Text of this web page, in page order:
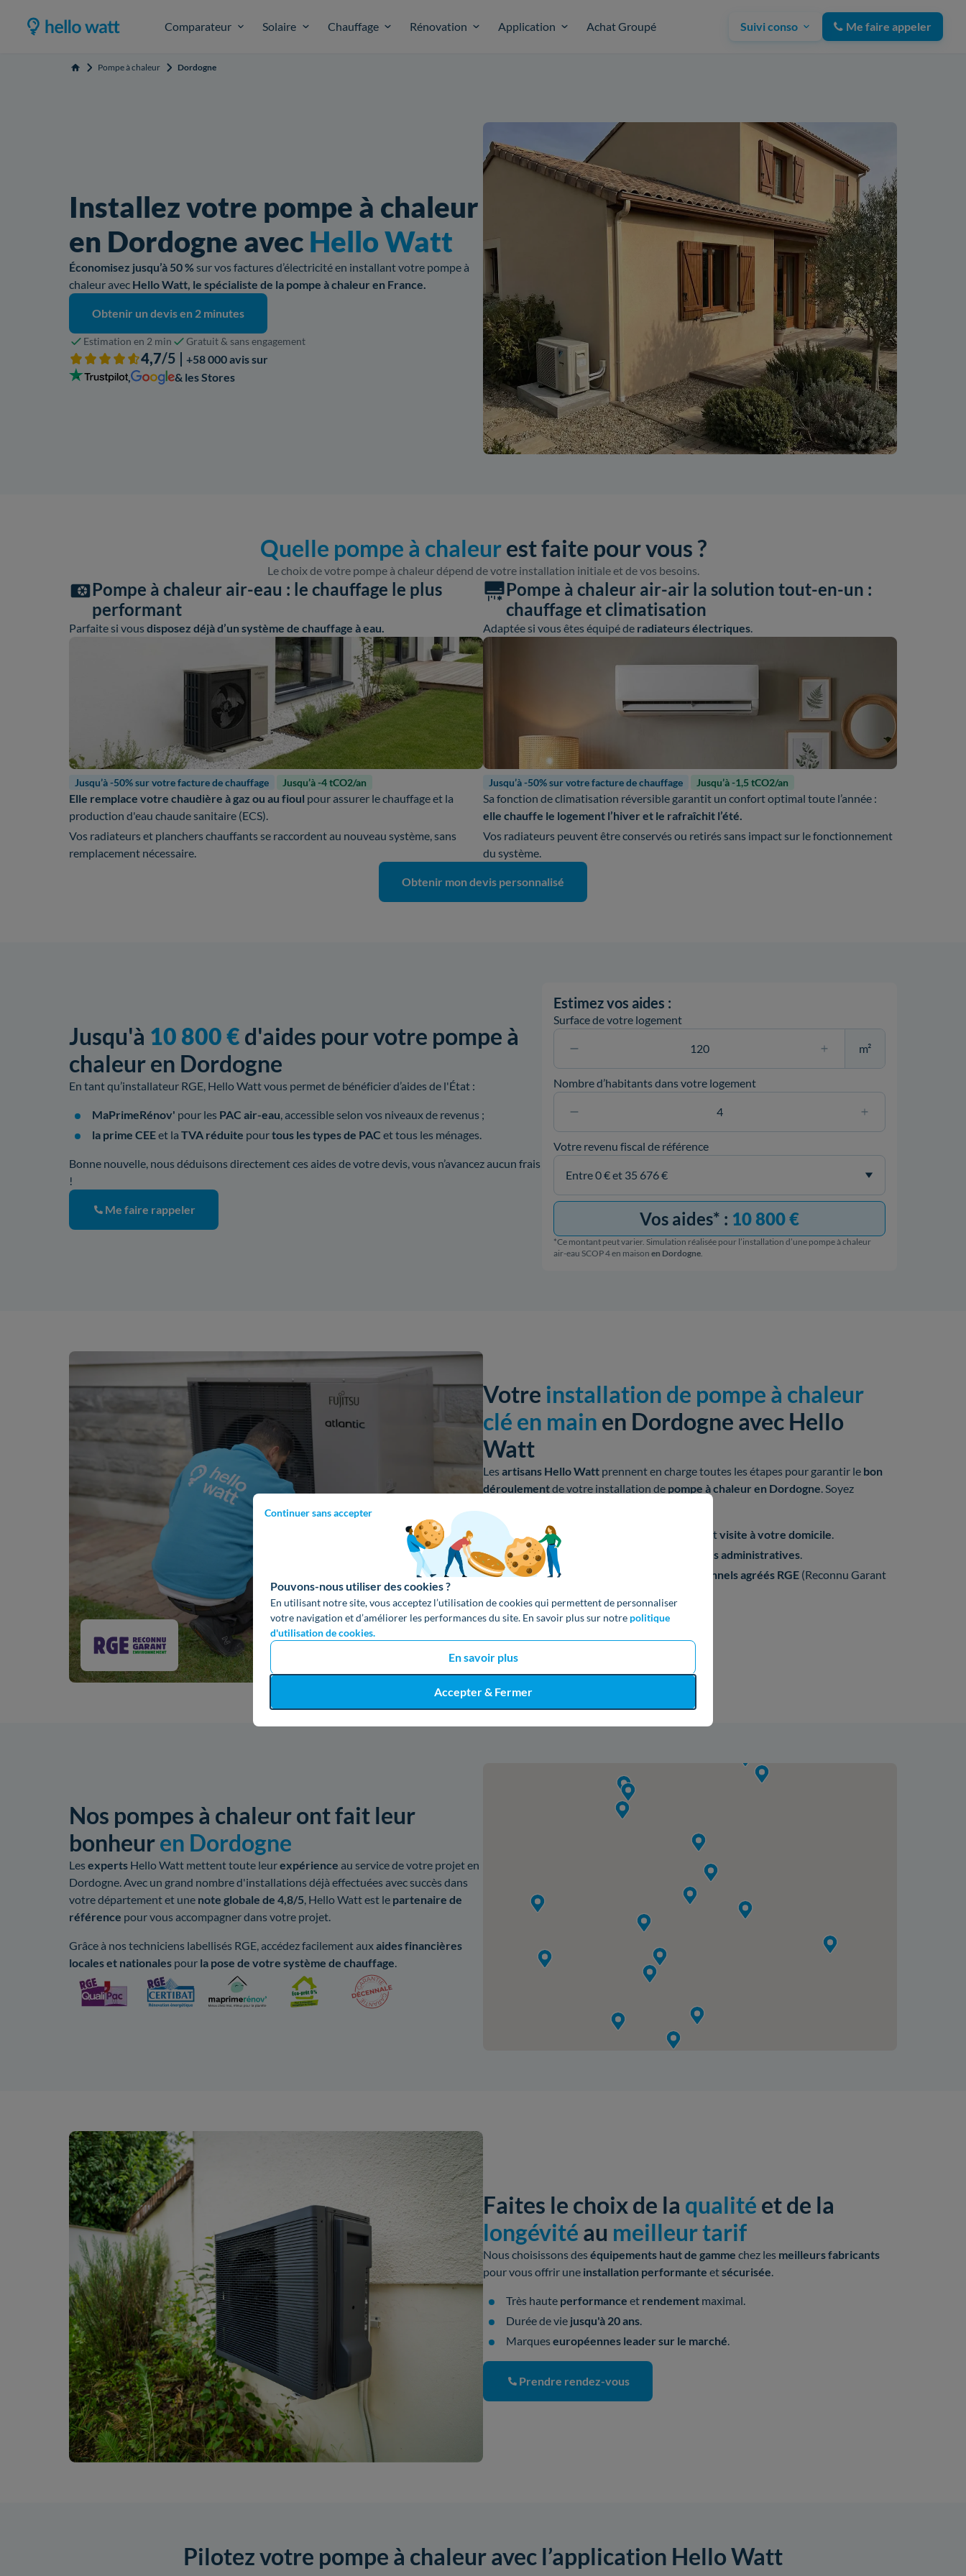
Comparateur Solaire Chauffage Rénovation Application Achat Groupé Suivi conso Me faire appeler
Accueil Pompe à chaleur Dordogne
Continuer sans accepter
Pouvons-nous utiliser des cookies ?
En utilisant notre site, vous acceptez l’utilisation de cookies qui permettent de personnaliser
votre navigation et d’améliorer les performances du site. En savoir plus sur notre politique
d'utilisation de cookies.
En savoir plus
Accepter & Fermer
Installez votre pompe à chaleur
en Dordogne avec Hello Watt
Économisez jusqu’à 50 %sur vos factures d’électricité en installant votre pompe à
chaleur avec Hello Watt, le spécialiste de la pompe à chaleur en France.
Obtenir un devis en 2 minutes
Estimation en 2 min Gratuit & sans engagement
4,7/5 | +58 000 avis sur
,
& les Stores
Quelle pompe à chaleurest faite pour vous ?
Le choix de votre pompe à chaleur dépend de votre installation initiale et de vos besoins.
Pompe à chaleur air-eau : le chauffage le plus
performant
Parfaite si vousdisposez déjà d’un système de chauffage à eau.
Jusqu’à -50% sur votre facture de chauffage Jusqu’à -4 tCO2/an
Elle remplace votre chaudière à gaz ou au fioul pour assurer le chauffage et la
production d'eau chaude sanitaire (ECS).
Vos radiateurs et planchers chauffants se raccordent au nouveau système, sans
remplacement nécessaire.
Pompe à chaleur air-air la solution tout-en-un :
chauffage et climatisation
Adaptée si vous êtes équipé de radiateurs électriques.
Jusqu’à -50% sur votre facture de chauffage Jusqu’à -1,5 tCO2/an
Sa fonction de climatisation réversible garantit un confort optimal toute l’année :
elle chauffe le logement l’hiver et le rafraîchit l’été.
Vos radiateurs peuvent être conservés ou retirés sans impact sur le fonctionnement
du système.
Obtenir mon devis personnalisé
Jusqu'à 10 800 € d'aides pour votre pompe à
chaleur en Dordogne
En tant qu’installateur RGE, Hello Watt vous permet de bénéficier d’aides de l'État :
MaPrimeRénov' pour les PAC air-eau, accessible selon vos niveaux de revenus ;
la prime CEEet la TVA réduite pourtous les types de PAC et tous les ménages.
Bonne nouvelle, nous déduisons directement ces aides de votre devis, vous n’avancez aucun frais
!
Me faire rappeler
Estimez vos aides :
Surface de votre logement
m²
Nombre d’habitants dans votre logement
Votre revenu fiscal de référence
Vos aides* : 10 800 €
*Ce montant peut varier. Simulation réalisée pour l’installation d’une pompe à chaleur
air-eau SCOP 4 en maisonen Dordogne
Votre installation de pompe à chaleur
clé en main en Dordogne avec Hello
Watt
Lesartisans Hello Watt prennent en charge toutes les étapes pour garantir le bon
déroulementde votre installation de pompe à chaleur en Dordogne. Soyez
Dimensionnement de votre équipement etvisite à votre domicile.
Déduction des aides
formalités administratives.
Installation par notre réseau de
professionnelsagréés RGE (Reconnu Garant
Nos pompes à chaleur ont fait leur
bonheuren Dordogne
Les experts Hello Watt mettent toute leurexpérience au service de votre projet en
Dordogne. Avec un grand nombre d'installations déjà effectuées avec succès dans
votre département et une note globale de 4,8/5 , Hello Watt est le partenaire de
référence pour vous accompagner dans votre projet.
Grâce à nos techniciens labellisés RGE, accédez facilement auxaidesfinancières
localeset nationales pour la pose de votre système de chauffage
Faites le choix de la qualité et de la
longévité au meilleur tarif
Nous choisissons deséquipements haut de gamme chez les meilleurs fabricants
pour vous offrir une installation performante etsécurisée.
Très haute performance et rendement maximal.
Durée de vie jusqu'à 20 ans.
Marqueseuropéennes leader sur le marché.
Prendre rendez-vous
Pilotez votre pompe à chaleur avec l’application Hello Watt